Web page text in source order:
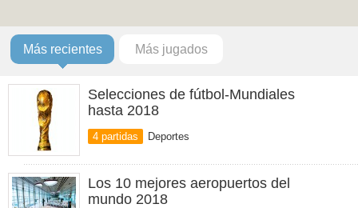
Más recientes Más jugados
Selecciones de fútbol-Mundiales
hasta 2018
4 partidas Deportes
Los 10 mejores aeropuertos del
mundo 2018